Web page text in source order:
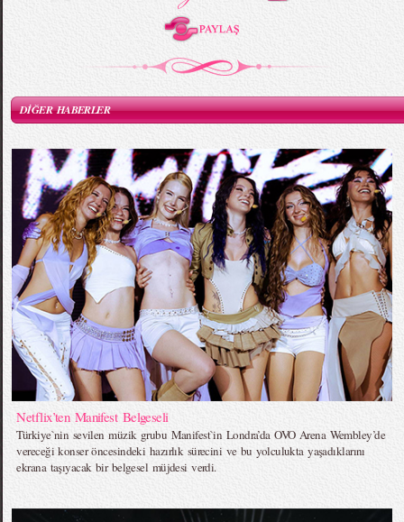
DİĞER HABERLER
Netflix’ten Manifest Belgeseli
Türkiye`nin sevilen müzik grubu Manifest`in Londra’da OVO Arena Wembley’de
vereceği konser öncesindeki hazırlık sürecini ve bu yolculukta yaşadıklarını
ekrana taşıyacak bir belgesel müjdesi verdi.